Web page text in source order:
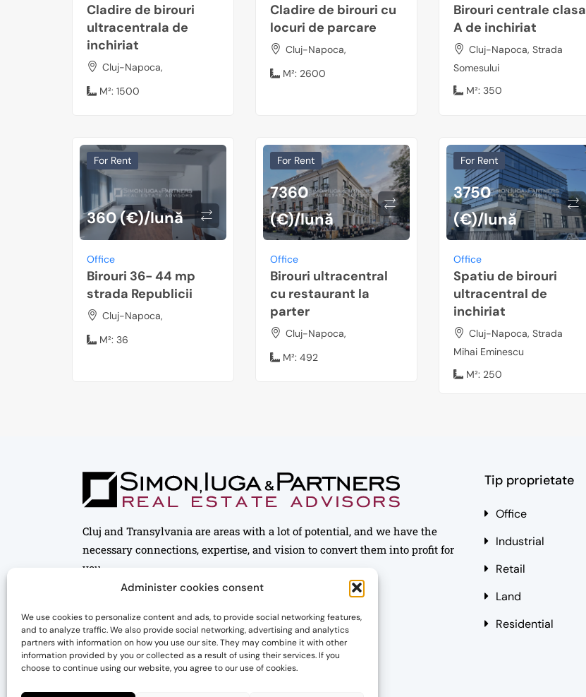
Administer cookies consent
We use cookies to personalize content and ads, to provide social networking features,
and to analyze traffic. We also provide social networking, advertising and analytics
partners with information on how you use our site. They may combine it with other
information provided by you or collected as a result of using their services. If you
choose to continue using our website, you agree to our use of cookies.
Cladire de birouri
ultracentrala de
inchiriat
Cluj-Napoca,
M²: 1500
Cladire de birouri cu
locuri de parcare
Cluj-Napoca,
M²: 2600
Birouri centrale clasa
A de inchiriat
Cluj-Napoca, Strada
Somesului
M²: 350
For Rent
360 (€)/lună
Office
Birouri 36- 44 mp
strada Republicii
Cluj-Napoca,
M²: 36
For Rent
7360
(€)/lună
Office
Birouri ultracentral
cu restaurant la
parter
Cluj-Napoca,
M²: 492
For Rent
3750
(€)/lună
Office
Spatiu de birouri
ultracentral de
inchiriat
Cluj-Napoca, Strada
Mihai Eminescu
M²: 250
Cluj and Transylvania are areas with a lot of potential, and we have the
necessary connections, expertise, and vision to convert them into profit for
you.
Tip proprietate
Office
Industrial
Retail
Land
Residential